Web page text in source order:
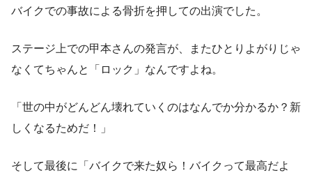
バイクでの事故による骨折を押しての出演でした。
ステージ上での甲本さんの発言が、またひとりよがりじゃ
なくてちゃんと「ロック」なんですよね。
「世の中がどんどん壊れていくのはなんでか分かるか？新
しくなるためだ！」
そして最後に「バイクで来た奴ら！バイクって最高だよ